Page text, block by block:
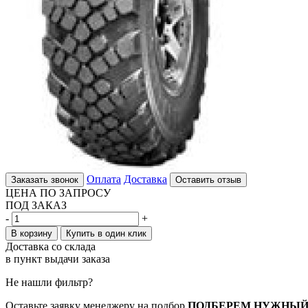
Заказать звонок Оплата Доставка Оставить отзыв
ЦЕНА ПО ЗАПРОСУ
ПОД ЗАКАЗ
-
+
В корзину Купить в один клик
Доставка со склада
в пункт выдачи заказа
Не нашли фильтр?
Оставьте заявку менеджеру на подбор ПОДБЕРЕМ